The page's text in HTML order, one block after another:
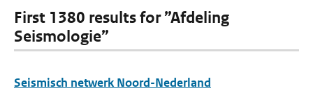
First 1380 results for ”Afdeling
Seismologie”
Seismisch netwerk Noord-Nederland